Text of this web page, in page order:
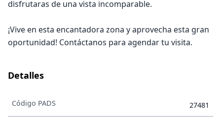
disfrutaras de una vista incomparable.
¡Vive en esta encantadora zona y aprovecha esta gran
oportunidad! Contáctanos para agendar tu visita.
Detalles
Código PADS 27481